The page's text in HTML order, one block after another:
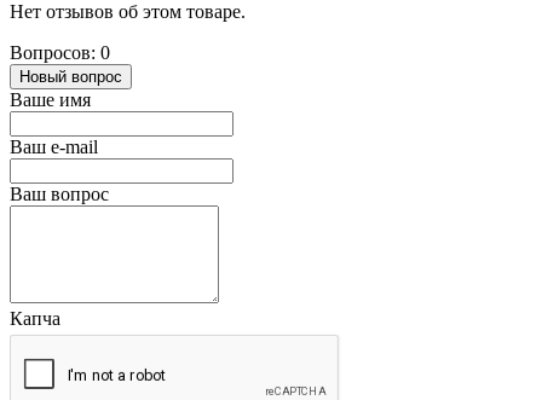
Нет отзывов об этом товаре.
Вопросов: 0
Новый вопрос
Ваше имя
Ваш e-mail
Ваш вопрос
Капча